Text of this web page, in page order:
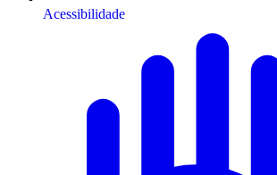
Acessibilidade